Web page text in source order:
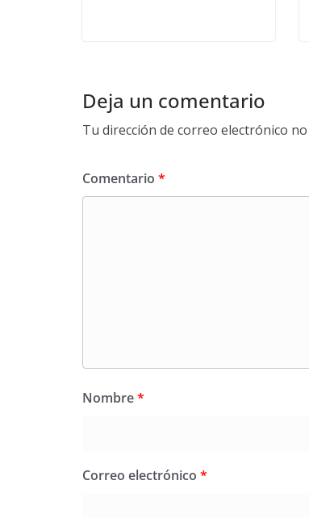
Deja un comentario
Tu dirección de correo electrónico
Comentario *
Nombre*
Correo electrónico *